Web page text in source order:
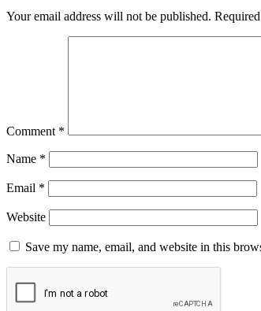
Your email address will not be published.
Comment *
Name *
Email *
Website
Save my name, email, and website in this